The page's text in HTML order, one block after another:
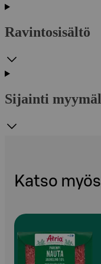
Ravintosisältö
Sijainti
Katso myös